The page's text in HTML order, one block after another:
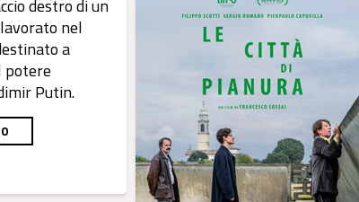
destro di un
nel
a
potere
Putin.